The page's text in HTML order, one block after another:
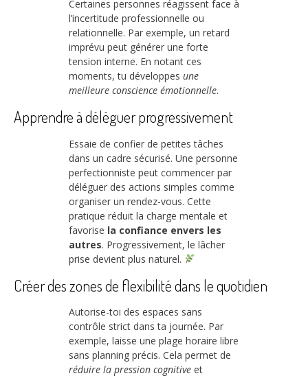
Certaines personnes réagissent face à
l’incertitude professionnelle ou
relationnelle. Par exemple, un retard
imprévu peut générer une forte
tension interne. En notant ces
moments, tu développes une
meilleure conscience émotionnelle.
Apprendre à déléguer progressivement
Essaie de confier de petites tâches
dans un cadre sécurisé. Une personne
perfectionniste peut commencer par
déléguer des actions simples comme
organiser un rendez-vous. Cette
pratique réduit la charge mentale et
favorise la confiance envers les
autres. Progressivement, le lâcher
prise devient plus naturel.
Créer des zones de flexibilité dans le quotidien
Autorise-toi des espaces sans
contrôle strict dans ta journée. Par
exemple, laisse une plage horaire libre
sans planning précis. Cela permet de
réduire la pression cognitive et